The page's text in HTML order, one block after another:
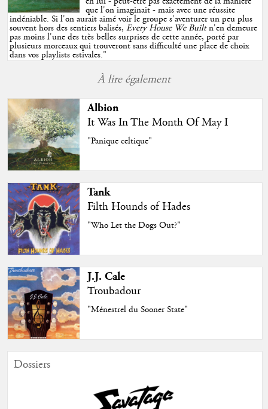
que l'on imaginait - mais avec une réussite
indéniable. Si l'on aurait aimé voir le groupe s'aventurer un peu plus
souvent hors des sentiers balisés,Every House We Builtn'en demeure
pas moins l'une des très belles surprises de cette année, porté par
plusieurs morceaux qui trouveront sans difficulté une place de choix
dans vos playlists estivales."
À lire également
Albion
It Was In The Month Of May I
"Panique celtique"
Tank
Filth Hounds of Hades
"Who Let the Dogs Out?"
J.J. Cale
Troubadour
"Ménestrel du Sooner State"
Dossiers